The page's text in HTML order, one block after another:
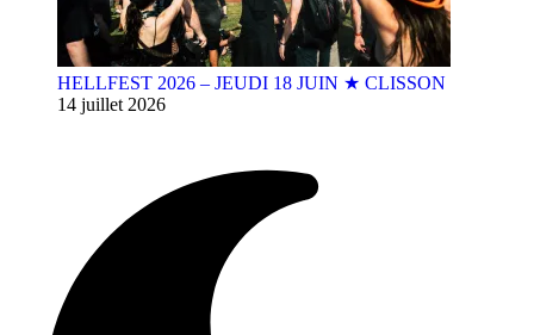
HELLFEST 2026 – JEUDI 18 JUIN ★ CLISSON
14 juillet 2026